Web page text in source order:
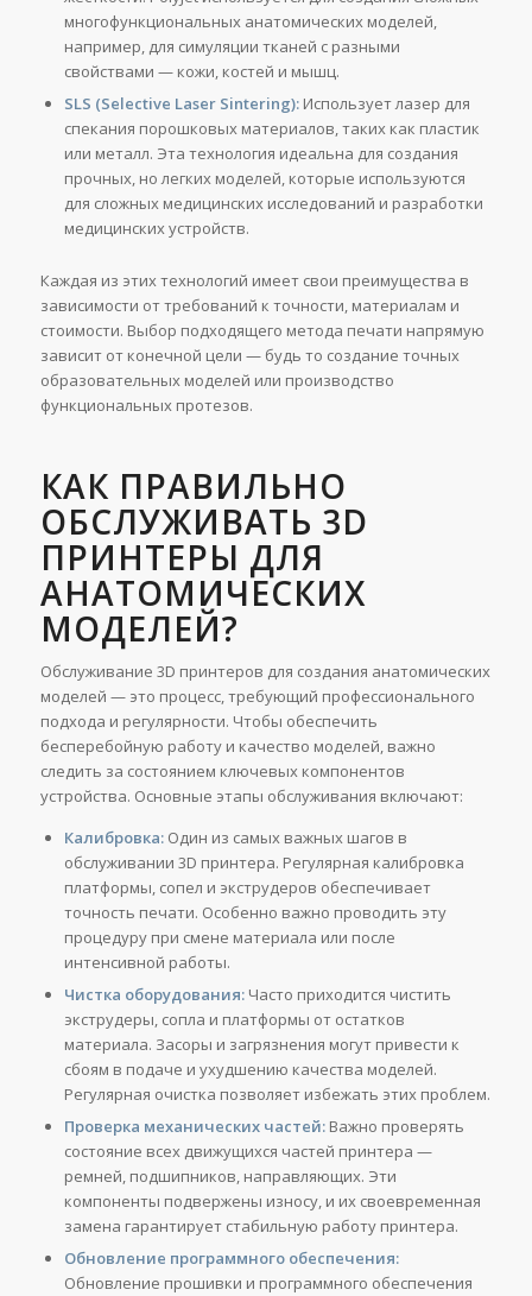
многофункциональных анатомических моделей,
например, для симуляции тканей с разными
свойствами — кожи, костей и мышц.
SLS (Selective Laser Sintering):Использует лазер для
спекания порошковых материалов, таких как пластик
или металл. Эта технология идеальна для создания
прочных, но легких моделей, которые используются
для сложных медицинских исследований и разработки
медицинских устройств.
Каждая из этих технологий имеет свои преимущества в
зависимости от требований к точности, материалам и
стоимости. Выбор подходящего метода печати напрямую
зависит от конечной цели — будь то создание точных
образовательных моделей или производство
функциональных протезов.
КАК ПРАВИЛЬНО
ОБСЛУЖИВАТЬ 3D
ПРИНТЕРЫ ДЛЯ
АНАТОМИЧЕСКИХ
МОДЕЛЕЙ?
Обслуживание 3D принтеров для создания анатомических
моделей — это процесс, требующий профессионального
подхода и регулярности. Чтобы обеспечить
бесперебойную работу и качество моделей, важно
следить за состоянием ключевых компонентов
устройства. Основные этапы обслуживания включают:
Калибровка:Один из самых важных шагов в
обслуживании 3D принтера. Регулярная калибровка
платформы, сопел и экструдеров обеспечивает
точность печати. Особенно важно проводить эту
процедуру при смене материала или после
интенсивной работы.
Чистка оборудования:Часто приходится чистить
экструдеры, сопла и платформы от остатков
материала. Засоры и загрязнения могут привести к
сбоям в подаче и ухудшению качества моделей.
Регулярная очистка позволяет избежать этих проблем.
Проверка механических частей:Важно проверять
состояние всех движущихся частей принтера —
ремней, подшипников, направляющих. Эти
компоненты подвержены износу, и их своевременная
замена гарантирует стабильную работу принтера.
Обновление программного обеспечения:
Обновление прошивки и программного обеспечения